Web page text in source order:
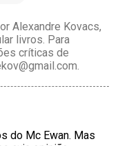
Alexandre Kovacs,
livros. Para
críticas de
do Mc Ewan. Mas